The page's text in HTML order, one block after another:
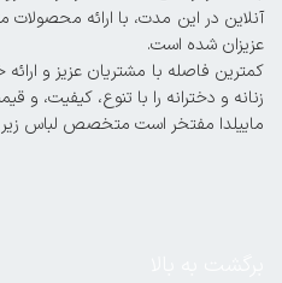
آنلاین در این مدت، با ارائه
عزیزان شده است.
زنانه و دخترانه را با تنوع، کیفیت،
ماییلدا مفتخر است متخصص لباس